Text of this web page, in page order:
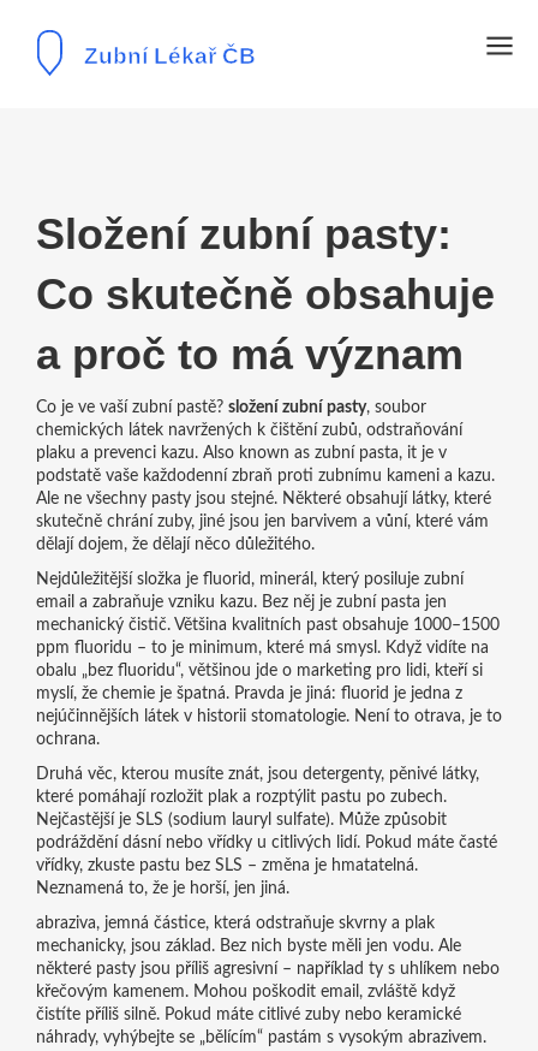
Složení zubní pasty:
Co skutečně obsahuje
a proč to má význam
Co je ve vaší zubní pastě? složení zubní pasty, soubor
chemických látek navržených k čištění zubů, odstraňování
plaku a prevenci kazu. Also known as zubní pasta, it je v
podstatě vaše každodenní zbraň proti zubnímu kameni a kazu.
Ale ne všechny pasty jsou stejné. Některé obsahují látky, které
skutečně chrání zuby, jiné jsou jen barvivem a vůní, které vám
dělají dojem, že dělají něco důležitého.
Nejdůležitější složka je fluorid , minerál, který posiluje zubní
email a zabraňuje vzniku kazu. Bez něj je zubní pasta jen
mechanický čistič. Většina kvalitních past obsahuje 1000–1500
ppm fluoridu – to je minimum, které má smysl. Když vidíte na
obalu „bez fluoridu“, většinou jde o marketing pro lidi, kteří si
myslí, že chemie je špatná. Pravda je jiná: fluorid je jedna z
nejúčinnějších látek v historii stomatologie. Není to otrava, je to
ochrana.
Druhá věc, kterou musíte znát, jsou detergenty, pěnivé látky,
které pomáhají rozložit plak a rozptýlit pastu po zubech.
Nejčastější je SLS (sodium lauryl sulfate). Může způsobit
podráždění dásní nebo vřídky u citlivých lidí. Pokud máte časté
vřídky, zkuste pastu bez SLS – změna je hmatatelná.
Neznamená to, že je horší, jen jiná.
abraziva, jemná částice, která odstraňuje skvrny a plak
mechanicky, jsou základ. Bez nich byste měli jen vodu. Ale
některé pasty jsou příliš agresivní – například ty s uhlíkem nebo
křečovým kamenem. Mohou poškodit email, zvláště když
čistíte příliš silně. Pokud máte citlivé zuby nebo keramické
náhrady, vyhýbejte se „bělícím“ pastám s vysokým abrazivem.